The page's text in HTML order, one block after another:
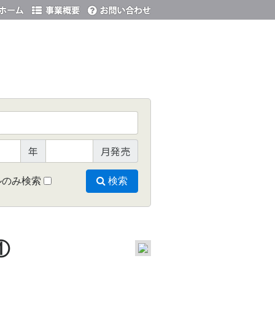
年 月発売
み検索 検索